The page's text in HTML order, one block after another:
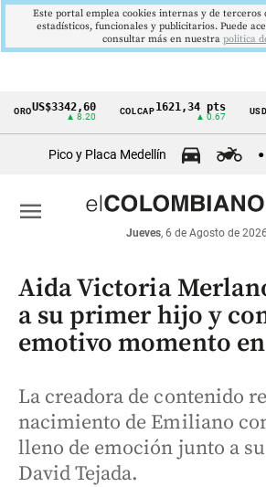
Cintillo
económicos
Colombia
US$3342,60
▲ 8.20
COLCAP1621,34 pts
▲ 0.67
USD/
Pico y Placa Medellín
Jueves, 6 de Agosto de 2026
menu
Aida Victoria
a su primer hijo y
emotivo momento
La creadora de contenido
nacimiento de Emiliano
lleno de emoción junto a
David Tejada.
Este portal emplea cookies internas y de terceros
estadísticos, funcionales y publicitarios. Puede
consultar más en nuestra politica